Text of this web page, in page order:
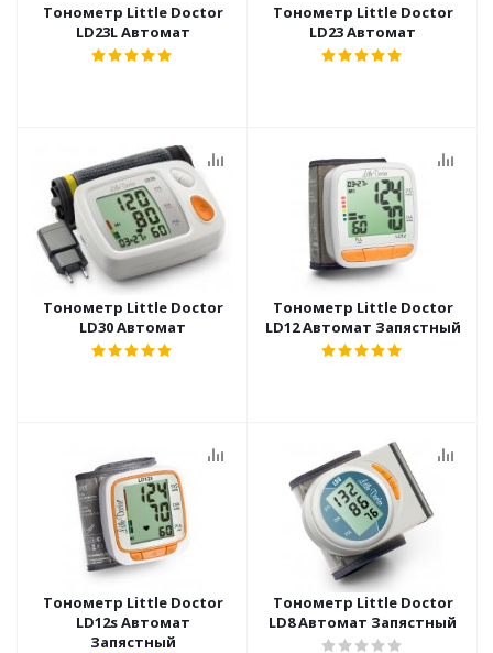
Тонометр Little Doctor
LD23L Автомат
Тонометр Little Doctor
LD23 Автомат
Тонометр Little Doctor
LD30 Автомат
Тонометр Little Doctor
LD12 Автомат Запястный
Тонометр Little Doctor
LD12s Автомат
Запястный
Тонометр Little Doctor
LD8 Автомат Запястный